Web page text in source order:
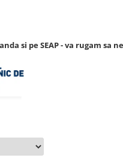
si pe SEAP - va rugam sa